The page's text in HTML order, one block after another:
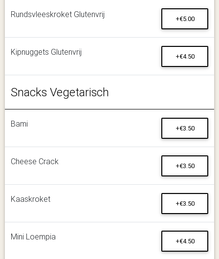
Rundsvleeskroket Glutenvrij +€5.00
Kipnuggets Glutenvrij +€4.50
Snacks Vegetarisch
Bami +€3.50
Cheese Crack +€3.50
Kaaskroket +€3.50
Mini Loempia +€4.50